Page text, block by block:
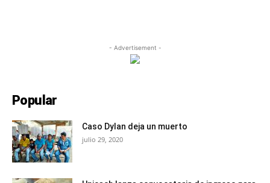
- Advertisement -
Popular
Caso Dylan deja un muerto
julio 29, 2020